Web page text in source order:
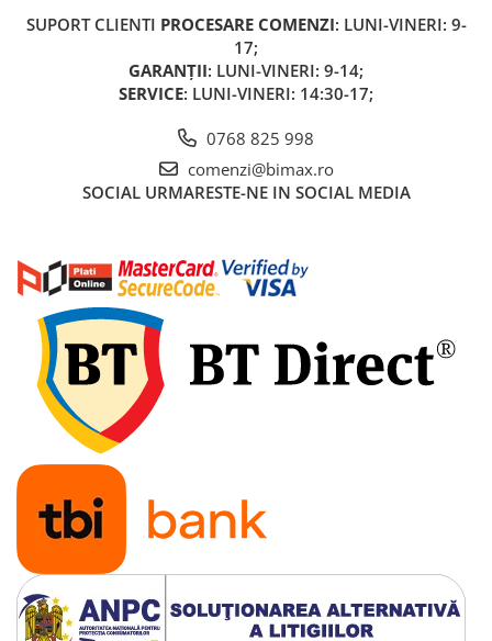
Roti, Axe
Cauta piese după Marcă/Model
Piese de Schimb Z-TECH
Piese de schimb KUBA / RKS
Piese de schimb Tornado
Piese de schimb Volta
(Harley)
Piese de schimb Electroride /
OUDIE
Piese de Schimb RDB
Piese de Schimb Jinpeng
Piese de schimb Arora
Piese scutere universale
Senzori, intrerupatoare, electrice
Baterie Scuter Electric
Cauciuc Scuter Electric
Controller Scuter Electric
Incarcator Scuter Electric
SUPORT CLIENTI PROCESARE COMENZI: LUNI-VINERI: 9-
17;
GARANȚII: LUNI-VINERI: 9-14;
SERVICE: LUNI-VINERI: 14:30-17;
0768 825 998
comenzi@bimax.ro
SOCIAL URMARESTE-NE IN SOCIAL MEDIA